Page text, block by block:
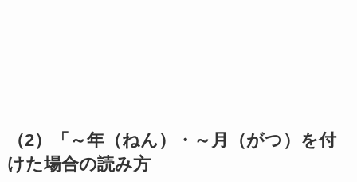
（2）「～年（ねん）・～月（がつ）を付
けた場合の読み方